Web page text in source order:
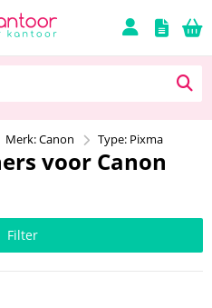
Merk: Canon Type: Pixma
voor Canon
Filter